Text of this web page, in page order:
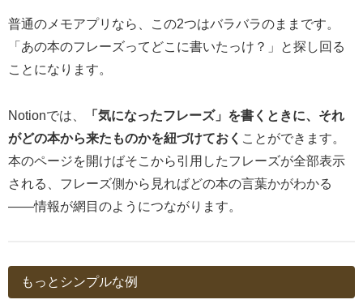
普通のメモアプリなら、この2つはバラバラのままです。
「あの本のフレーズってどこに書いたっけ？」と探し回る
ことになります。
Notionでは、
「気になったフレーズ」を書くときに、それ
がどの本から来たものかを紐づけておく ことができます。
本のページを開けばそこから引用したフレーズが全部表示
される、フレーズ側から見ればどの本の言葉かがわかる
——情報が網目のようにつながります。
もっとシンプルな例